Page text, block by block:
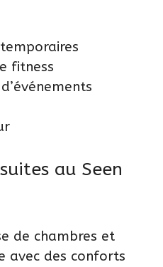
fitness
au Seen
de chambres et
avec des conforts